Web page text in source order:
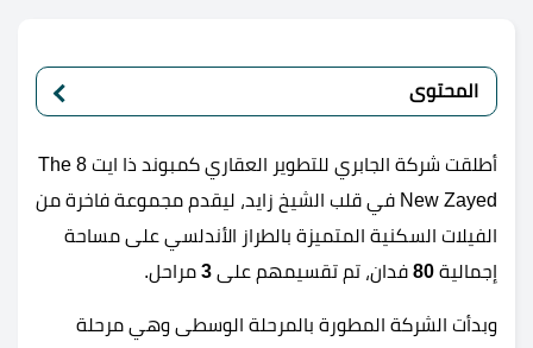
المحتوى
أطلقت شركة الجابري للتطوير العقاري كمبوند ذا ايت The 8
New Zayed في قلب الشيخ زايد، ليقدم مجموعة فاخرة من
الفيلات السكنية المتميزة بالطراز الأندلسي على مساحة
إجمالية 80 فدان، تم تقسيمهم على 3 مراحل.
وبدأت الشركة المطورة بالمرحلة الوسطى وهي مرحلة